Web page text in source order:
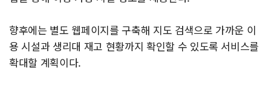
향후에는 별도 웹페이지를 구축해 지도 검색으로 가까운 이
용 시설과 생리대 재고 현황까지 확인할 수 있도록 서비스를
확대할 계획이다.